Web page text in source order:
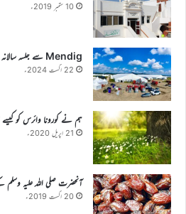
10 ستمبر 2019ء
Mendig سے جلسہ سالانہ جرمنی کی تیاری کی ایک رپورٹ
22 اگست 2024ء
ہم نے کورونا وائرس کو کیسے
21 اپریل 2020ء
آنحضرت صلی اللہ علیہ
20 اگست 2019ء